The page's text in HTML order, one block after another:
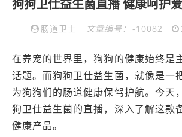
肠道卫士 文章编号： -10082
在养宠的世界里，狗狗的健康始终是
话题。而狗狗卫仕益生菌，就像是一
为狗狗们的肠道健康保驾护航。今天
狗卫仕益生菌的直播，深入了解这款
健康产品。